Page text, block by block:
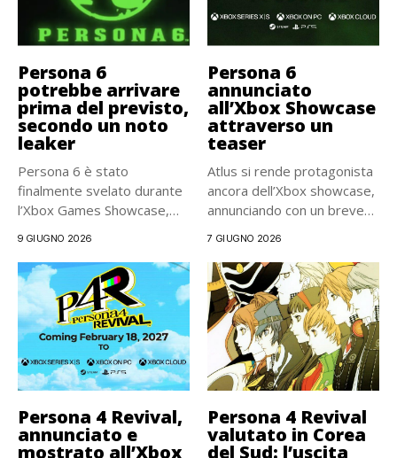
Persona 6
potrebbe arrivare
prima del previsto,
secondo un noto
leaker
Persona 6 è stato
finalmente svelato durante
l’Xbox Games Showcase,
9 GIUGNO 2026
Persona 6
annunciato
all’Xbox Showcase
attraverso un
teaser
Atlus si rende protagonista
ancora dell’Xbox showcase,
annunciando con un breve
7 GIUGNO 2026
Persona 4 Revival,
annunciato e
mostrato all’Xbox
Persona 4 Revival
valutato in Corea
del Sud: l’uscita